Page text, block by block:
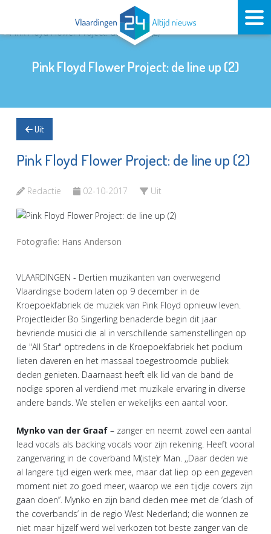
Pink Floyd Flower Project: de line up (2)
Uit
Pink Floyd Flower Project: de line up (2)
Redactie 02-10-2017 Uit
Fotografie: Hans Anderson
VLAARDINGEN - Dertien muzikanten van overwegend
Vlaardingse bodem laten op 9 december in de
Kroepoekfabriek de muziek van Pink Floyd opnieuw leven.
Projectleider Bo Singerling benaderde begin dit jaar
bevriende musici die al in verschillende samenstellingen op
de "All Star" optredens in de Kroepoekfabriek het podium
lieten daveren en het massaal toegestroomde publiek
deden genieten. Daarnaast heeft elk lid van de band de
nodige sporen al verdiend met muzikale ervaring in diverse
andere bands. We stellen er wekelijks een aantal voor.
Mynko van der Graaf – zanger en neemt zowel een aantal
lead vocals als backing vocals voor zijn rekening. Heeft vooral
zangervaring in de coverband M(iste)r Man. ,,Daar deden we
al langere tijd eigen werk mee, maar dat liep op een gegeven
moment niet zo goed meer, waarop we een tijdje covers zijn
gaan doen’’. Mynko en zijn band deden mee met de ‘clash of
the coverbands’ in de regio West Nederland; die wonnen ze
niet maar hijzelf werd wel verkozen tot beste zanger van de